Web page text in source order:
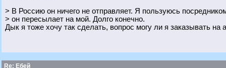
> В Россию он ничего не отправляет. Я пользуюсь
> он пересылает на мой. Долго конечно.
Дык я тоже хочу так сделать, вопрос могу ли я заказывать на
Re: Ебей